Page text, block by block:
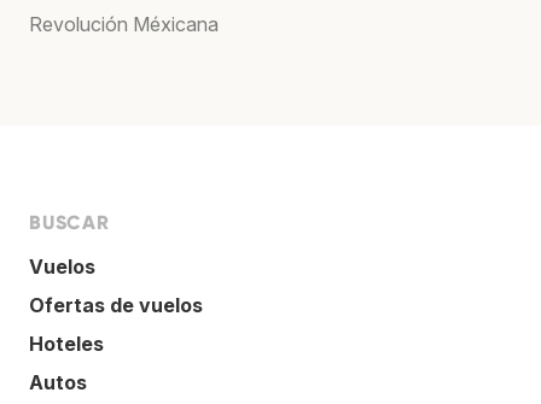
Revolución Méxicana
BUSCAR
Vuelos
Ofertas de vuelos
Hoteles
Autos